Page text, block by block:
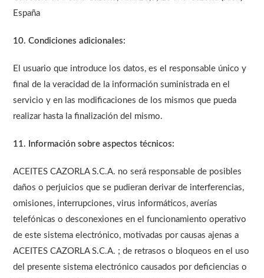
España
10. Condiciones adicionales:
El usuario que introduce los datos, es el responsable único y
final de la veracidad de la información suministrada en el
servicio y en las modificaciones de los mismos que pueda
realizar hasta la finalización del mismo.
11. Información sobre aspectos técnicos:
ACEITES CAZORLA S.C.A. no será responsable de posibles
daños o perjuicios que se pudieran derivar de interferencias,
omisiones, interrupciones, virus informáticos, averías
telefónicas o desconexiones en el funcionamiento operativo
de este sistema electrónico, motivadas por causas ajenas a
ACEITES CAZORLA S.C.A. ; de retrasos o bloqueos en el uso
del presente sistema electrónico causados por deficiencias o